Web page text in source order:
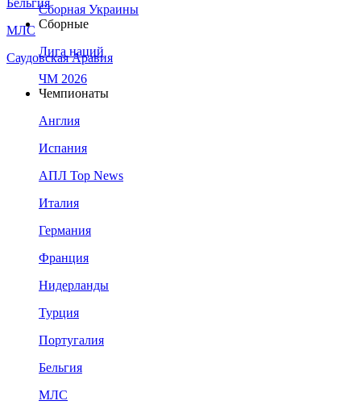
Бельгия
МЛС
Саудовская Аравия
Сборная Украины
Сборные
Лига наций
ЧМ 2026
Чемпионаты
Англия
Испания
АПЛ Top News
Италия
Германия
Франция
Нидерланды
Турция
Португалия
Бельгия
МЛС